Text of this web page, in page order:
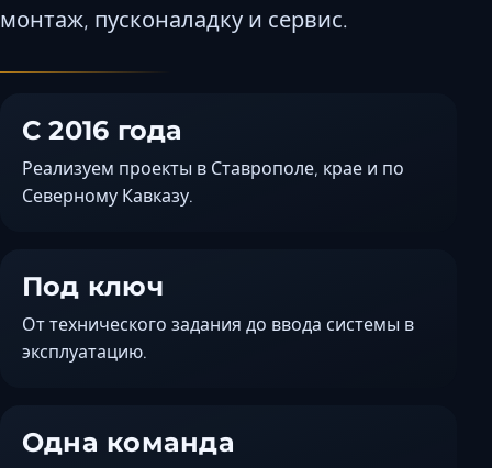
Пятигорск
Ставрополь
монтаж, пусконаладку и сервис.
С 2016 года
Реализуем проекты в Ставрополе, крае и по
Северному Кавказу.
Под ключ
От технического задания до ввода системы в
эксплуатацию.
Одна команда